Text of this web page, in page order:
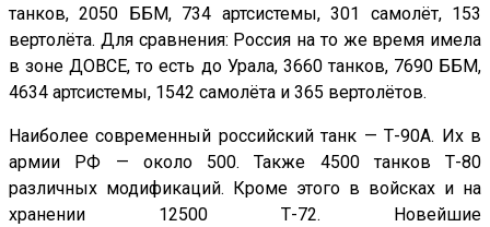
танков, 2050 ББМ, 734 артсистемы, 301 самолёт, 153
вертолёта. Для сравнения: Россия на то же время имела
в зоне ДОВСЕ, то есть до Урала, 3660 танков, 7690 ББМ,
4634 артсистемы, 1542 самолёта и 365 вертолётов.
Наиболее современный российский танк — Т-90А. Их в
армии РФ — около 500. Также 4500 танков Т-80
различных модификаций. Кроме этого в войсках и на
хранении 12500 Т-72. Новейшие